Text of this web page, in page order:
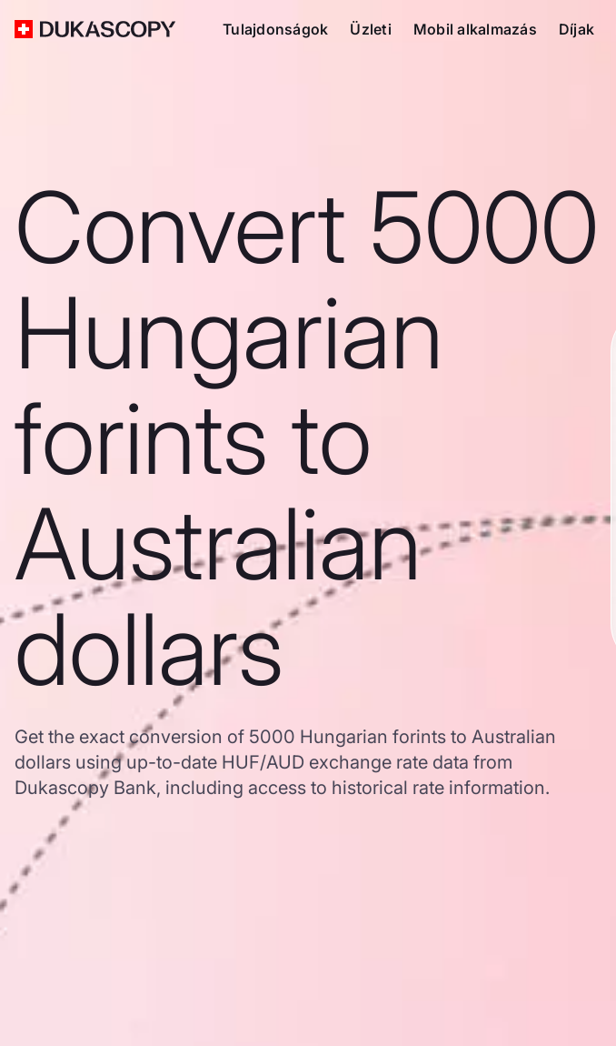
Tulajdonságok Üzleti Mobil alkalmazás Díjak
Convert 5000
Hungarian
forints to
Australian
dollars
Get the exact conversion of 5000 Hungarian forints to Australian
dollars using up-to-date HUF/AUD exchange rate data from
Dukascopy Bank, including access to historical rate information.